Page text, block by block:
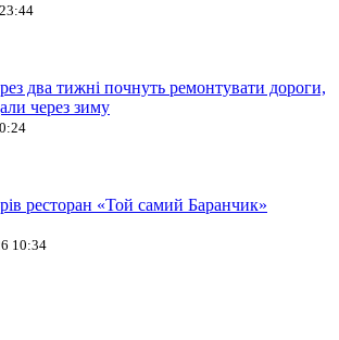
два тижні почнуть ремонтувати дороги,
через зиму
ресторан «Той самий Баранчик»
10:34